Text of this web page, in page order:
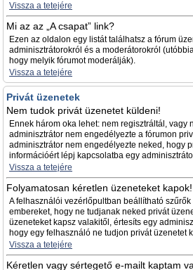
Vissza a tetejére
Mi az az „A csapat” link?
Ezen az oldalon egy listát találhatsz a fórum
adminisztrátorokról és a moderátorokról
hogy melyik fórumot moderálják).
Vissza a tetejére
Privát üzenetek
Nem tudok privát üzenetet küldeni!
Ennek három oka lehet: nem regisztráltál, vagy
adminisztrátor nem engedélyezte a fórumon
adminisztrátor nem engedélyezte neked, hogy
információért lépj kapcsolatba egy
Vissza a tetejére
Folyamatosan kéretlen üzeneteket kapok!
A felhasználói vezérlőpultban beállítható
embereket, hogy ne tudjanak neked privát
üzeneteket kapsz valakitől, értesíts egy
hogy egy felhasználó ne tudjon privát üzenetet
Vissza a tetejére
Kéretlen vagy sértegető e-mailt kaptam